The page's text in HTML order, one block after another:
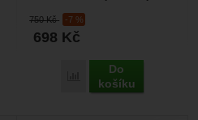
750Kč -7 %
698 Kč
Porovnat
Do
košíku
každodenní použití.Nůž...